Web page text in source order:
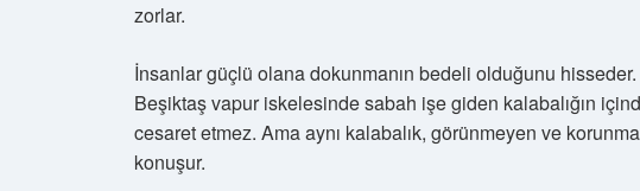
zorlar.
İnsanlar güçlü olana dokunmanın bedeli olduğunu
Beşiktaş vapur iskelesinde sabah işe giden kalabalığın
cesaret etmez. Ama aynı kalabalık, görünmeyen ve
konuşur.